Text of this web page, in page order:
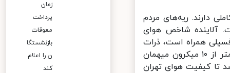
دارند. ریه‌های مردم
آلاینده شاخص هوای
همراه است، ذرات
معلق کمتر از ۲.۵ میکرون است اما در روزهای غبارآلود اخیر ذرات معلق کمتر از ۱۰ میکرون میهمان
کیفیت هوای تهران
زمان
پرداخت
معوقات
بازنشستگا
ن را اعلام
کند